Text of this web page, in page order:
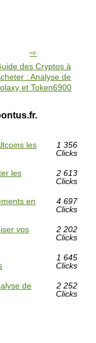
des Cryptos à
: Analyse de
et Token6900
les
1 356
Clicks
les
2 613
Clicks
en
4 697
Clicks
vos
2 202
Clicks
1 645
Clicks
de
2 252
Clicks